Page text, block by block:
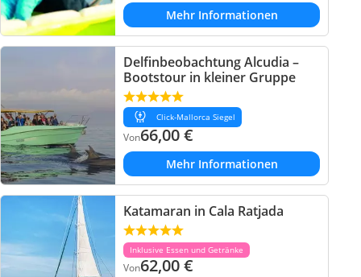
Mehr Informationen
Delfinbeobachtung Alcudia –
Bootstour in kleiner Gruppe
Click-Mallorca Siegel
Von66,00€
Mehr Informationen
Katamaran in Cala Ratjada
Inklusive Essen und Getränke
Von62,00€